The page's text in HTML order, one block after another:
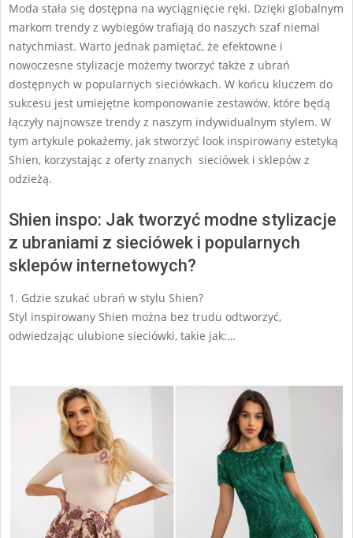
22
Moda stała się dostępna na wyciągnięcie ręki. Dzięki globalnym
markom trendy z wybiegów trafiają do naszych szaf niemal
natychmiast. Warto jednak pamiętać, że efektowne i
nowoczesne stylizacje możemy tworzyć także z ubrań
dostępnych w popularnych sieciówkach. W końcu kluczem do
sukcesu jest umiejętne komponowanie zestawów, które będą
łączyły najnowsze trendy z naszym indywidualnym stylem. W
tym artykule pokażemy, jak stworzyć look inspirowany estetyką
Shien, korzystając z oferty znanych sieciówek i sklepów z
odzieżą.
Shien inspo: Jak tworzyć modne stylizacje
z ubraniami z sieciówek i popularnych
sklepów internetowych?
1. Gdzie szukać ubrań w stylu Shien?
Styl inspirowany Shien można bez trudu odtworzyć,
odwiedzając ulubione sieciówki, takie jak:…